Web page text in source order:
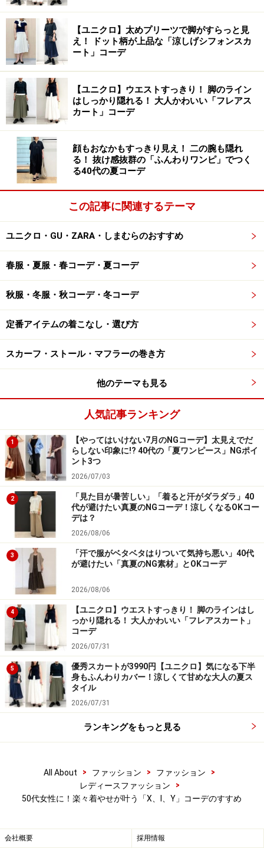
ウエストの位置にアクセントがあるだけですっきりスタイル
よく見えます 出典：WEAR
例えばワンピースならふわっとゆるいシルエットより
も、ウエストまわりが締まっているデザインの方がほっ
そり見えます。またトップスもウエストマークのもの
や、カシュクール、ウエストが絞られているデザインの
ペプラムなどメリハリのあるデザインの方がすっきり見
せてくれます。
そして、トップスとボトムスというシンプルな組み合わ
せでも、ウエストインして脚を長く見せるのも、この
「Xラインコーデ」に当たります。とはいえ、50代の女
性は「ウエストインには抵抗がある」という人がほとん
ど。その場合はショート丈のボックスシルエットのトッ
プスなど、幅にゆとりがあって体型を拾わず、縦には短
すらっと見える縦長を意識！ 「Iライン」コ
ーデ
ストライプやセンタープレスなど縦のラインを意識して 出
なんとなくコーデが決まらない、なぜか太って見える……
という時は、まず着やせの王道である「Iライン」から取
り入れてみるのがおすすめです。
「Iライン」コーデとはその名前のとおり、アルファベッ
トのIの文字のように、縦長シルエットのコーデのこと。
例えば横に広がっているボーダーよりは、写真のように
縦長にラインが入っているストライプを。ふわふわとし
たロングスカートよりはセンタープレス入りのきれいめ
パンツを、という風に、縦のラインを作るように意識し
ながらアイテムを組み合わせていくと、それだけでもほ
っそり見せることができます。
また、トップスとボトムスの色を同系色で合わせるのも
より効果的。色のコントラストの強い組み合わせだとト
ップスとボトムスが分断されて見えますが、同系色で揃
えると上下がグラデーションのようにつながって見える
ので、より「I」の文字に近づきます。
ため、着やせと今っぽさの両方が手に入るのも嬉しいポ
ボリュームのあるアイテムは「Yライン」で
【ユニクロ】太めプリーツで脚がすらっと見
え！ ドット柄が上品な「涼しげシフォンスカ
ート」コーデ
【ユニクロ】ウエストすっきり！ 脚のライン
はしっかり隠れる！ 大人かわいい「フレアス
カート」コーデ
顔もおなかもすっきり見え！ 二の腕も隠れ
る！ 抜け感抜群の「ふんわりワンピ」でつく
る40代の夏コーデ
この記事に関連するテーマ
ユニクロ・GU・ZARA・しまむらのおすすめ
春服・夏服・春コーデ・夏コーデ
秋服・冬服・秋コーデ・冬コーデ
定番アイテムの着こなし・選び方
スカーフ・ストール・マフラーの巻き方
他のテーマも見る
人気記事ランキング
1
【やってはいけない7月のNGコーデ】太見えでだ
らしない印象に!? 40代の「夏ワンピース」NGポイ
ント3つ
2026/07/03
2
「見た目が暑苦しい」「着ると汗がダラダラ」40
代が避けたい真夏のNGコーデ！涼しくなるOKコー
デは？
2026/08/06
3
「汗で服がベタベタはりついて気持ち悪い」40代
が避けたい「真夏のNG素材」とOKコーデ
2026/08/06
4
【ユニクロ】ウエストすっきり！ 脚のラインはし
っかり隠れる！ 大人かわいい「フレアスカート」
コーデ
2026/07/31
5
優秀スカートが3990円【ユニクロ】気になる下半
身もふんわりカバー！涼しくて甘めな大人の夏ス
タイル
2026/07/31
ランキングをもっと見る
All About > ファッション > ファッション
>
レディースファッション
>
50代女性に！楽々着やせが叶う「X、I、Y」コーデのすすめ
会社概要 採用情報